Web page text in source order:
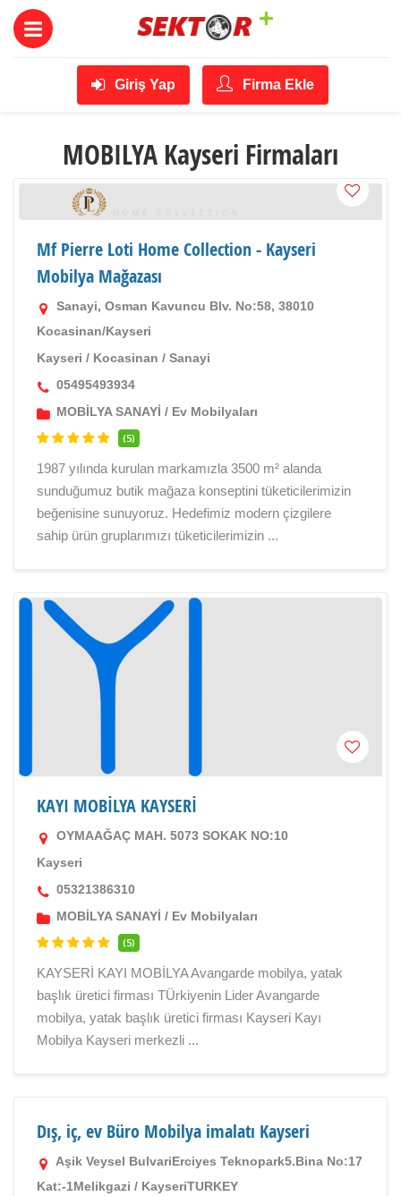
Giriş Yap Firma Ekle
MOBILYA Kayseri Firmaları
Mf Pierre Loti Home Collection - Kayseri
Mobilya Mağazası
Sanayi, Osman Kavuncu Blv. No:58, 38010
Kocasinan/Kayseri
Kayseri / Kocasinan / Sanayi
05495493934
MOBİLYA SANAYİ / Ev Mobilyaları
(5)
1987 yılında kurulan markamızla 3500 m² alanda
sunduğumuz butik mağaza konseptini tüketicilerimizin
beğenisine sunuyoruz. Hedefimiz modern çizgilere
sahip ürün gruplarımızı tüketicilerimizin ...
KAYI MOBİLYA KAYSERİ
OYMAAĞAÇ MAH. 5073 SOKAK NO:10
Kayseri
05321386310
MOBİLYA SANAYİ / Ev Mobilyaları
(5)
KAYSERİ KAYI MOBİLYA Avangarde mobilya, yatak
başlık üretici firması TÜrkiyenin Lider Avangarde
mobilya, yatak başlık üretici firması Kayseri Kayı
Mobilya Kayseri merkezli ...
Dış, iç, ev Büro Mobilya imalatı Kayseri
Aşik Veysel BulvariErciyes Teknopark5.Bina No:17
Kat:-1Melikgazi / KayseriTURKEY